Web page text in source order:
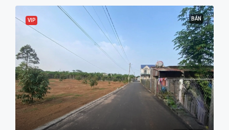
VIP BÁN